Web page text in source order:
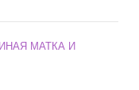
МАТКА И